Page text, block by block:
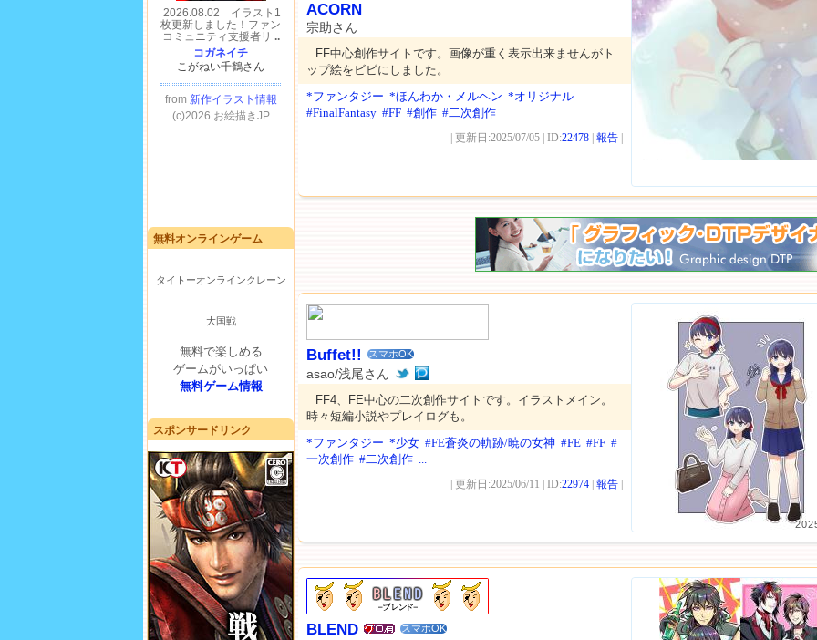
無料オンラインゲーム
タイトーオンラインクレーン
大国戦
無料で楽しめる
ゲームがいっぱい
無料ゲーム情報
スポンサードリンク
ACORN
宗助さん
FF中心創作サイトです。画像が重く表示出来ませんがト
ップ絵をビビにしました。
*ファンタジー *ほんわか・メルヘン *オリジナル
#FinalFantasy #FF #創作 #二次創作
| 更新日:2025/07/05 | ID:22478 報告
Buffet!! スマホOK
asao/浅尾さん
FF4、FE中心の二次創作サイトです。イラストメイン。
時々短編小説やプレイログも。
*ファンタジー *少女 #FE蒼炎の軌跡/暁の女神 #FE #FF #
一次創作 #二次創作 ...
| 更新日:2025/06/11 | ID:22974 報告
BLEND スマホOK